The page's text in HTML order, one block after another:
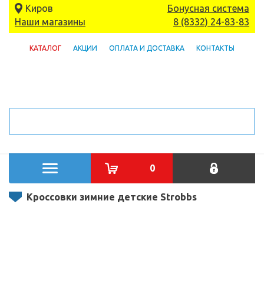
Киров
Наши магазины
Бонусная система
8 (8332) 24-83-83
КАТАЛОГ АКЦИИ ОПЛАТА И ДОСТАВКА КОНТАКТЫ
0
Кроссовки зимние детские Strobbs